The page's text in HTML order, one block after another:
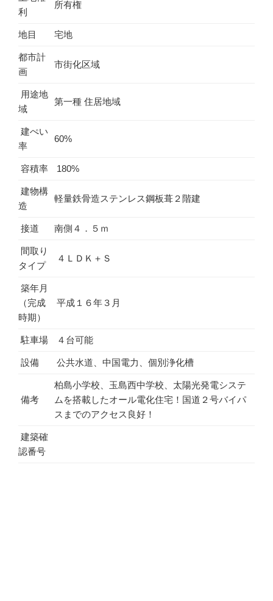
利
所有権
地目 宅地
都市計
画
市街化区域
用途地
域
第一種 住居地域
建ぺい
率
60%
容積率 180%
建物構
造
軽量鉄骨造ステンレス鋼板葺２階建
接道 南側４．５ｍ
間取り
タイプ
４ＬＤＫ＋Ｓ
築年月
（完成
時期）
平成１６年３月
駐車場 ４台可能
設備 公共水道、中国電力、個別浄化槽
備考
柏島小学校、玉島西中学校、太陽光発電システ
ムを搭載したオール電化住宅！国道２号バイパ
スまでのアクセス良好！
建築確
認番号